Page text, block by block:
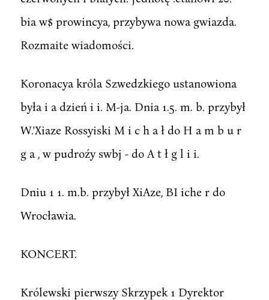
bia w$ prowincya, przybywa nowa gwiazda.
Rozmaite wiadomości.
Koronacya króla Szwedzkiego ustanowiona
była i a dzień i i. M-ja. Dnia 1.5. m. b. przybył
W.'Xiaze Rossyiski M i c h a ł do H a m b u r
g a , w pudroźy swbj - do A t ł g l i i.
Dniu 1 1. m.b. przybył XiAze, BI iche r do
Wrocławia.
KONCERT.
Królewski pierwszy Skrzypek 1 Dyrektor